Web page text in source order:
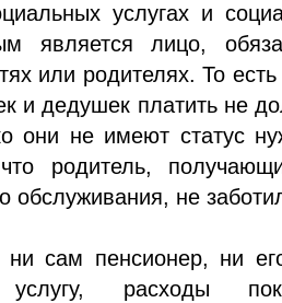
услугах и
является лицо,
или родителях. То
и дедушек платить не
они не имеют статус
родитель,
обслуживания, не
сам пенсионер, ни
услугу, расходы